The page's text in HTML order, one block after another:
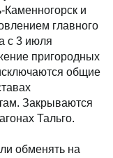
и
главного
с 3 июля
пригородных
общие
Закрываются
Тальго.
обменять на